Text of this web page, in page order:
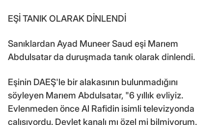
EŞİ TANIK OLARAK DİNLENDİ
Sanıklardan Ayad Muneer Saud eşi Marıem
Abdulsatar da duruşmada tanık olarak dinlendi.
Eşinin DAEŞ'le bir alakasının bulunmadığını
söyleyen Marıem Abdulsatar, "6 yıllık evliyiz.
Evlenmeden önce Al Rafidin isimli televizyonda
çalışıyordu. Devlet kanalı mı özel mi bilmiyorum.